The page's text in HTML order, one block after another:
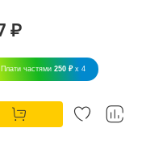
₽
Плати частями 250 ₽ x 4